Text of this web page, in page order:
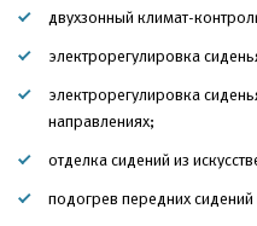
двухзонный климат-
электрорегулировка
электрорегулировка
направлениях;
отделка сидений из
подогрев передних